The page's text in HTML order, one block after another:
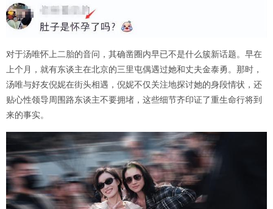
对于汤唯怀上二胎的音问，其确凿圈内早已不是什么簇新话题。早在
上个月，就有东谈主在北京的三里屯偶遇过她和丈夫金泰勇。那时，
汤唯与好友倪妮在街头相遇，倪妮不仅关注地探讨她的身段情状，还
贴心性领导周围路东谈主不要拥堵，这些细节齐印证了重生命行将到
来的事实。